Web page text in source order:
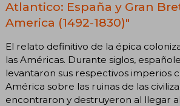
Atlantico: España y Gran
America (1492-1830)"
El relato definitivo de la épica
las Américas. Durante siglos,
levantaron sus respectivos imperios
América sobre las ruinas de las
encontraron y destruyeron al llegar